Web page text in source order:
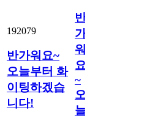
192079
반가워요~
오늘부터 화
이팅하겠습
니다!
반
가
워
요
~
오
늘